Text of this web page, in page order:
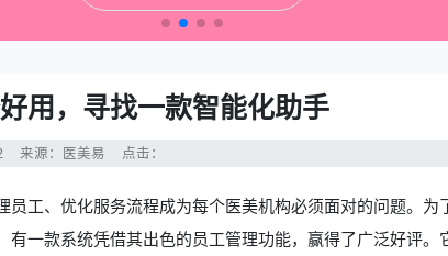
用，寻找一款智能化助手
来源：医美易 点击：
工、优化服务流程成为每个医美机构必须面对的问题。为
有一款系统凭借其出色的员工管理功能，赢得了广泛好评。